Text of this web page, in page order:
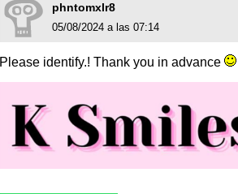
phntomxlr8
05/08/2024 a las 07:14
Please identify.! Thank you in advance